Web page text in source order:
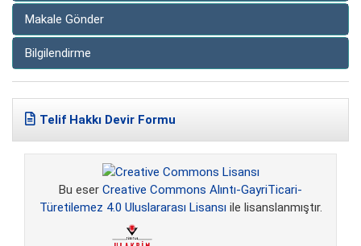
Makale Gönder
Bilgilendirme
Telif Hakkı Devir Formu
Bu eser Creative Commons Alıntı-GayriTicari-
Türetilemez 4.0 Uluslararası Lisansı ile lisanslanmıştır.